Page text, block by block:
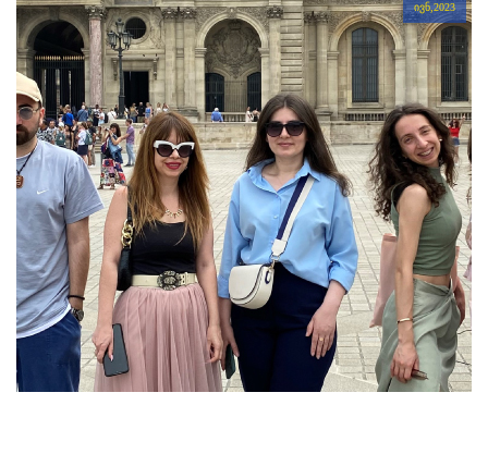
ᲘᲕᲜ,2023